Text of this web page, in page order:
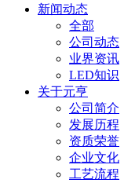
新闻动态
全部
公司动态
业界资讯
LED知识
关于元亨
公司简介
发展历程
资质荣誉
企业文化
工艺流程